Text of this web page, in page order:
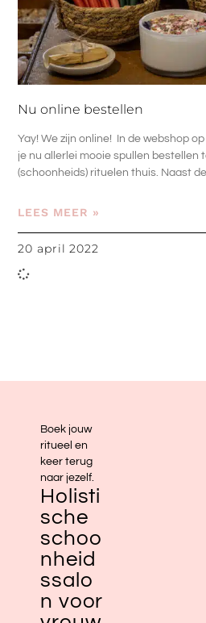
Nu online bestellen
Yay! We zijn online! In de webshop
je nu allerlei mooie spullen bestellen
(schoonheids) rituelen thuis. Naast
LEES MEER »
20 april 2022
Boek jouw
ritueel en
keer terug
naar jezelf.
Holisti
sche
schoo
nheid
ssalo
n voor